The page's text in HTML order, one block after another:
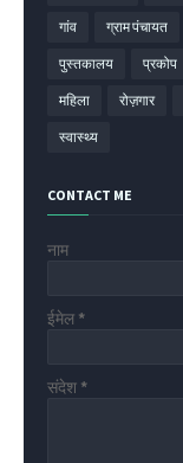
गांव ग्राम पंचायत
पुस्तकालय प्रकोप
महिला रोज़गार
स्वास्थ्य
CONTACT ME
नाम
ईमेल *
संदेश *